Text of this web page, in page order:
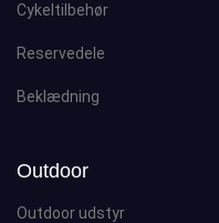
Cykeltilbehør
Reservedele
Beklædning
Outdoor
Outdoor udstyr